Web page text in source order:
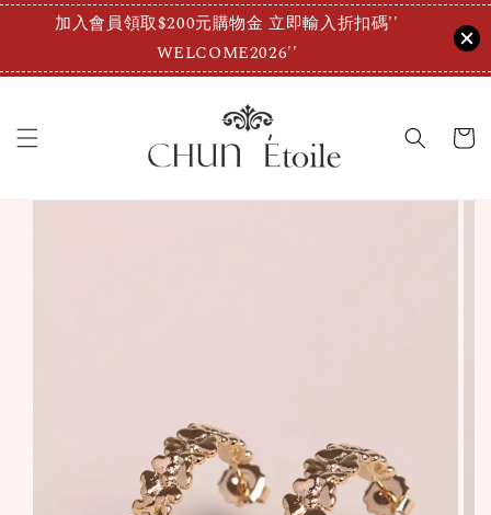
加入會員領取$200元購物金 立即輸入折扣碼''
WELCOME2026''